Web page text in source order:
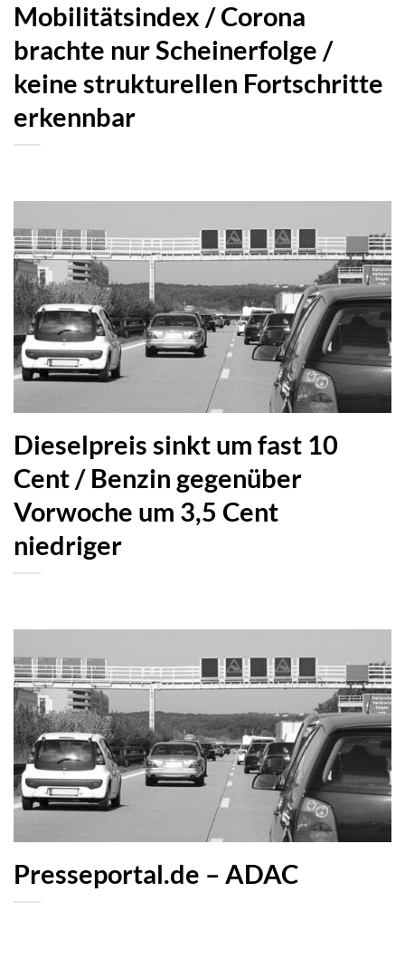
Mobilitätsindex / Corona
brachte nur Scheinerfolge /
keine strukturellen Fortschritte
erkennbar
Dieselpreis sinkt um fast 10
Cent / Benzin gegenüber
Vorwoche um 3,5 Cent
niedriger
Presseportal.de – ADAC